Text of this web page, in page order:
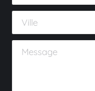
Ville
Message